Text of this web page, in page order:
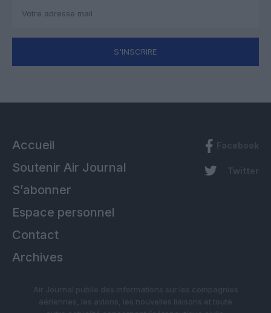
S'INSCRIRE
Accueil
Soutenir Air Journal
S’abonner
Espace personnel
Contact
Archives